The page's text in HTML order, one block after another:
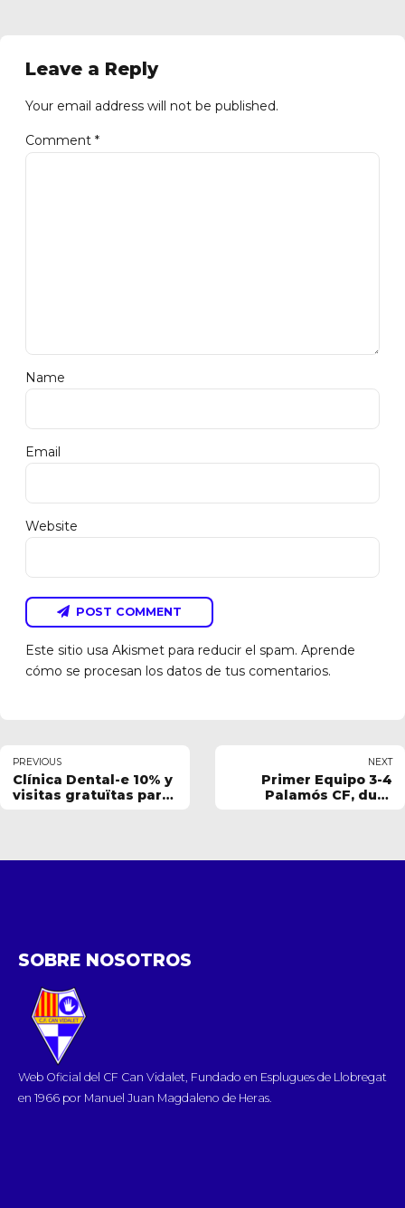
Leave a Reply
Your email address will not be published.
Comment *
Name
Email
Website
POST COMMENT
Este sitio usa Akismet para reducir el spam. Aprende
cómo se procesan los datos de tus comentarios.
PREVIOUS
Clínica Dental-e 10% y
visitas gratuïtas para
NEXT
Primer Equipo 3-4
Palamós CF, dura
SOBRE NOSOTROS
Web Oficial del CF Can Vidalet, Fundado en Esplugues de Llobregat
en 1966 por Manuel Juan Magdaleno de Heras.